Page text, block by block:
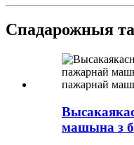
Спадарожныя
машына з